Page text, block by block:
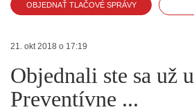
OBJEDNAŤ TLAČOVÉ SPRÁVY
21. okt 2018 o 17:19
Objednali ste sa už
Preventívne ...